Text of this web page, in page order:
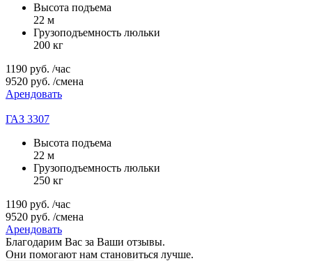
Высота подъема
22 м
Грузоподъемность люльки
200 кг
1190 руб. /час
9520 руб. /смена
Арендовать
ГАЗ 3307
Высота подъема
22 м
Грузоподъемность люльки
250 кг
1190 руб. /час
9520 руб. /смена
Арендовать
Благодарим Вас за Ваши отзывы.
Они помогают нам становиться лучше.